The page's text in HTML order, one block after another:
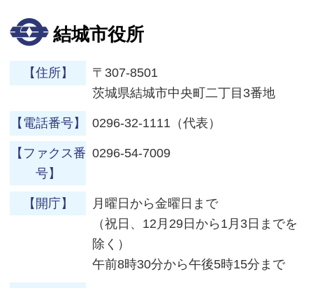
結城市役所
【住所】
〒307-8501
茨城県結城市中央町二丁目3番地
【電話番号】 0296-32-1111（代表）
【ファクス番
号】
0296-54-7009
【開庁】
月曜日から金曜日まで
（祝日、12月29日から1月3日までを
除く）
午前8時30分から午後5時15分まで